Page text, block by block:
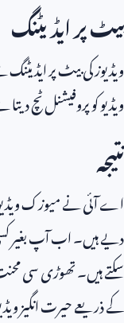
بیٹ پر ایڈیٹنگ
ویڈیوز کی بیٹ پر
ویڈیو کو پروفیشنل ٹچ
نتیجہ
اے آئی نے میوزک
دیے ہیں۔ اب آپ بغیر
سکتے ہیں۔ تھوڑی سی
کے ذریعے حیرت انگیز